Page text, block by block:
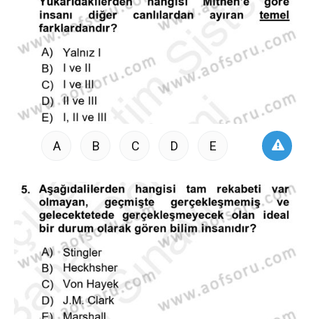
A B C D E